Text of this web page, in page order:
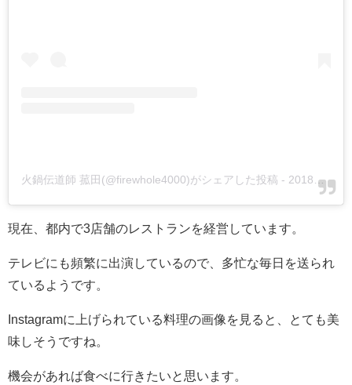
火鍋伝道師 菰田(@firewhole4000)がシェアした投稿 - 2018年 8月月25日午前2時04分PDT
現在、都内で3店舗のレストランを経営しています。
テレビにも頻繁に出演しているので、多忙な毎日を送られ
ているようです。
Instagramに上げられている料理の画像を見ると、とても美
味しそうですね。
機会があれば食べに行きたいと思います。